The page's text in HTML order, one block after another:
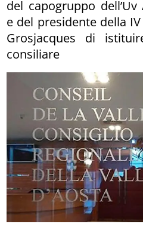
del capogruppo
e del presidente della
Grosjacques di
consiliare